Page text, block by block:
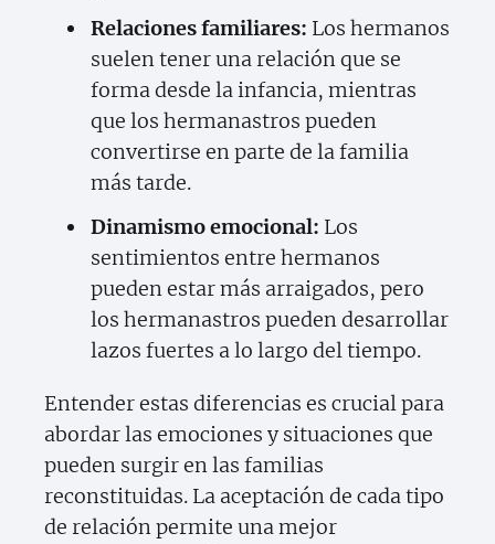
Relaciones familiares: Los hermanos
suelen tener una relación que se
forma desde la infancia, mientras
que los hermanastros pueden
convertirse en parte de la familia
más tarde.
Dinamismo emocional: Los
sentimientos entre hermanos
pueden estar más arraigados, pero
los hermanastros pueden desarrollar
lazos fuertes a lo largo del tiempo.
Entender estas diferencias es crucial para
abordar las emociones y situaciones que
pueden surgir en las familias
reconstituidas. La aceptación de cada tipo
de relación permite una mejor